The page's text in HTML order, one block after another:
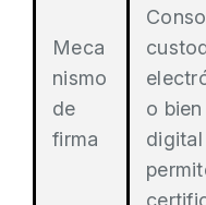
Meca
nismo
de
firma
o
digital